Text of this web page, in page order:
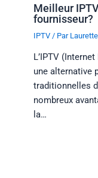
Meilleur
fournisseur?
IPTV / Par
L’IPTV
une alternative
traditionnelles
nombreux
la…